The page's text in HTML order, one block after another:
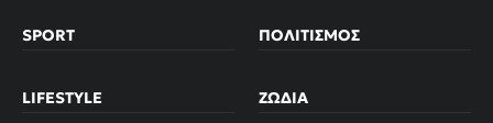
SPORT ΠΟΛΙΤΙΣΜΌΣ
LIFESTYLE ΖΏΔΙΑ